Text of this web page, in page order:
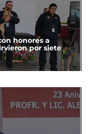
honores a
por siete